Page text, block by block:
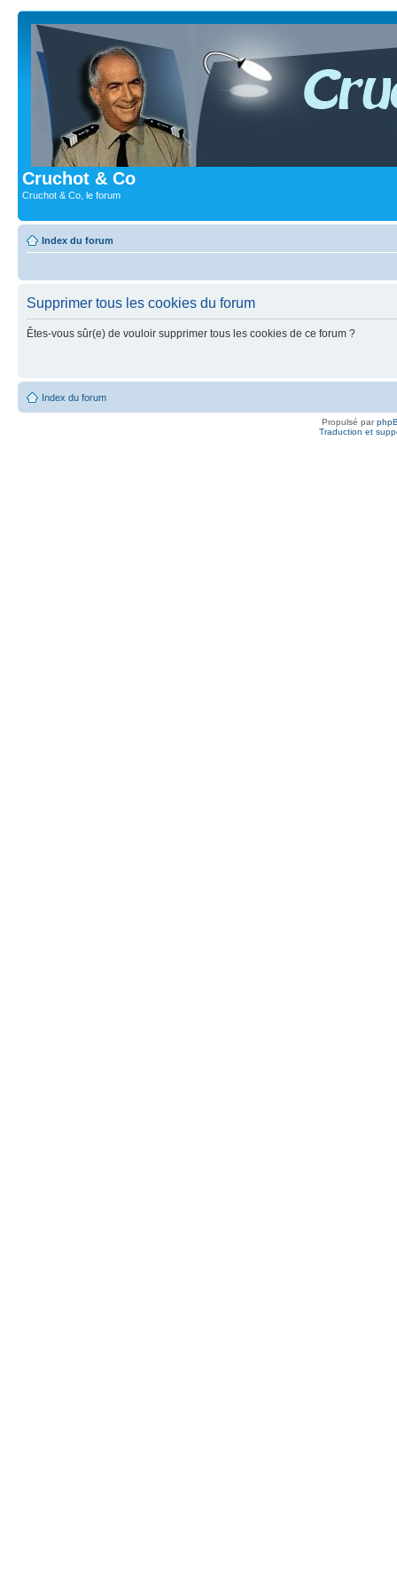
Cruchot & Co
Cruchot & Co, le forum
Index du forum
Supprimer tous les cookies du forum
Êtes-vous sûr(e) de vouloir supprimer tous les cookies de ce forum ?
Index du forum
Propulsé par
Traduction et